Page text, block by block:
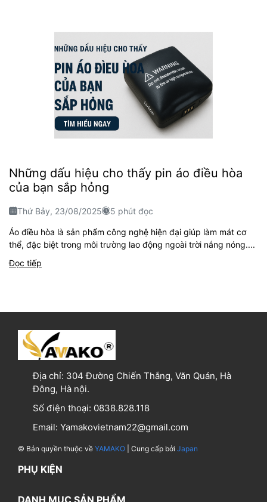
Những dấu hiệu cho thấy pin áo điều hòa
của bạn sắp hỏng
Thứ Bảy, 23/08/2025 5 phút đọc
Áo điều hòa là sản phẩm công nghệ hiện đại giúp làm mát cơ
thể, đặc biệt trong môi trường lao động ngoài trời nắng nóng....
Đọc tiếp
Địa chỉ: 304 Đường Chiến Thắng, Văn Quán, Hà
Đông, Hà nội.
Số điện thoại: 0838.828.118
Email: Yamakovietnam22@gmail.com
© Bản quyền thuộc về YAMAKO | Cung cấp bởi Japan
PHỤ KIỆN
DANH MỤC SẢN PHẨM